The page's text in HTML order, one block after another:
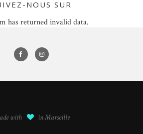
NOUS SUR
has returned invalid data.
with in Marseille